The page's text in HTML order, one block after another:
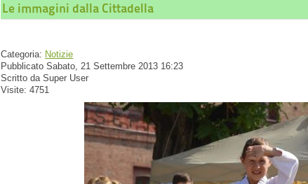
Le immagini dalla Cittadella
Categoria: Notizie
Pubblicato Sabato, 21 Settembre 2013 16:23
Scritto da Super User
Visite: 4751